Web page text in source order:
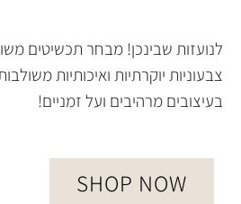
לנועזות שבינכן! מבחר תכשיטים
צבעוניות יוקרתיות ואיכותיות
בעיצובים מרהיבים ועל זמניים!
SHOP NOW